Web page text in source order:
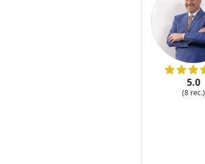
5.0
(8 rec.)